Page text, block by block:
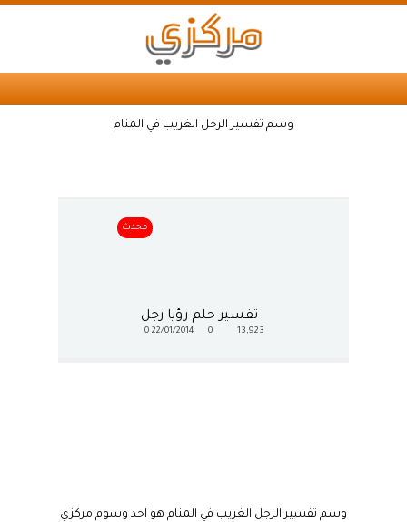
وسم تفسير الرجل الغريب في المنام
محدث
تفسير حلم رؤيا رجل
13,923
22/01/2014
0
وسم تفسير الرجل الغريب في المنام هو احد وسوم مركزي